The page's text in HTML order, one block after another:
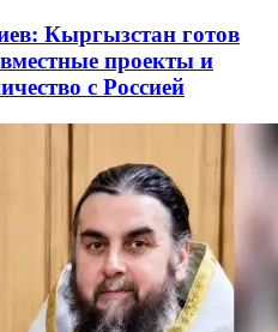
Кыргызстан готов
проекты и
с Россией